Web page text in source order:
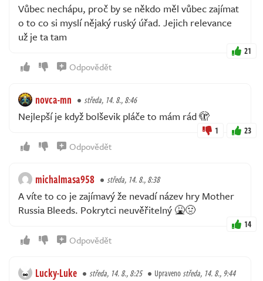
Vůbec nechápu, proč by se někdo měl vůbec zajímat
o to co si myslí nějaký ruský úřad. Jejich relevance
už je ta tam
21
Odpovědět
novca-mn středa, 14. 8., 8:46
Nejlepší je když bolševik pláče to mám rád 🫣
1 23
Odpovědět
michalmasa958 středa, 14. 8., 8:38
A víte to co je zajímavý že nevadí název hry Mother
Russia Bleeds. Pokrytci neuvěřitelný 🤮🤢
14
Odpovědět
Lucky-Luke středa, 14. 8., 8:25 Upravenostředa, 14. 8., 9:44